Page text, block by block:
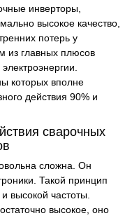
инверторы,
высокое качество,
потерь у
из главных плюсов
которых вполне
действия 90% и
сварочных
сложна. Он
Такой принцип
высокой частоты.
высокое, оно